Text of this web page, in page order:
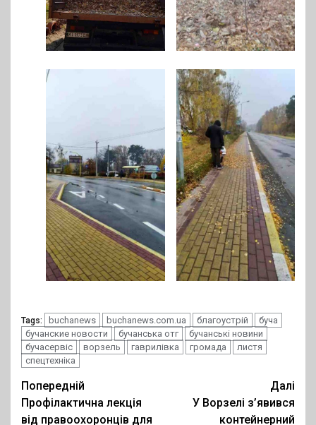
Tags: buchanews buchanews.com.ua благоустрій
буча
бучанские новости
бучанська отг
бучанські новини
бучасервіс
ворзель гаврилівка громада
листя
спецтехніка
Post
navigation
Попередній
Профілактична лекція
від правоохоронців для
Далі
У Ворзелі з’явився
контейнерний